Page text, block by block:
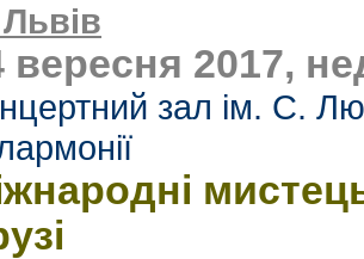
вересня 2017,
зал ім. С.